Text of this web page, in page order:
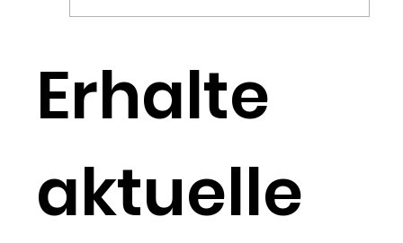
Juli/August/September
Erhalte
aktuelle